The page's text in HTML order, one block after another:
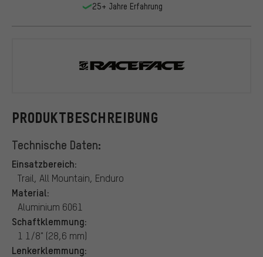
PRODUKTBESCHREIBUNG
Technische Daten:
Einsatzbereich:
Trail, All Mountain, Enduro
Material:
Aluminium 6061
Schaftklemmung:
1 1/8" (28,6 mm)
Lenkerklemmung:
25+ Jahre Erfahrung
Race Face